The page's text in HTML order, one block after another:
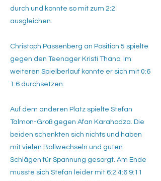
durch und konnte so mit zum 2:2
ausgleichen.
Christoph Passenberg an Position 5 spielte
gegen den Teenager Kristi Thano. Im
weiteren Spielberlauf konnte er sich mit 0:6
1:6 durchsetzen.
Auf dem anderen Platz spielte Stefan
Talmon-Groß gegen Afan Karahodza. Die
beiden schenkten sich nichts und haben
mit vielen Ballwechseln und guten
Schlägen für Spannung gesorgt. Am Ende
musste sich Stefan leider mit 6:2 4:6 9:11